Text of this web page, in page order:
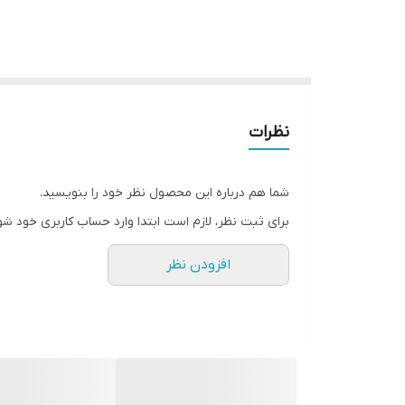
نظرات
شما هم درباره این محصول نظر خود را بنویسید.
برای ثبت نظر، لازم است ابتدا وارد حساب کاربری خود
افزودن نظر